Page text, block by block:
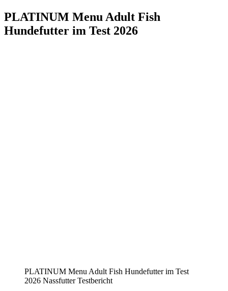
PLATINUM Menu Adult Fish
Hundefutter im Test 2026
PLATINUM Menu Adult Fish Hundefutter im Test
2026 Nassfutter Testbericht